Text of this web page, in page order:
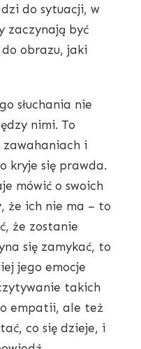
do sytuacji, w
zaczynają być
obrazu, jaki
słuchania nie
nimi. To
zawahaniach i
kryje się prawda.
mówić o swoich
że ich nie ma – to
że zostanie
się zamykać, to
jego emocje
takich
empatii, ale też
co się dzieje, i